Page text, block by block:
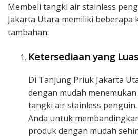
Membeli tangki air stainless
Jakarta Utara memiliki beberapa
tambahan:
Ketersediaan yang Luas
Di Tanjung Priuk Jakarta
dengan mudah
tangki air stainless
Anda untuk
produk dengan mudah